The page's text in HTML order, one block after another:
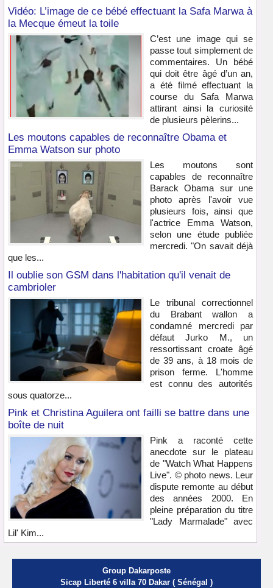
Vidéo: L’image de ce bébé effectuant la Safa Marwa à
la Mecque émeut la toile
C’est une image qui se
passe tout simplement de
commentaires. Un bébé
qui doit être âgé d’un an,
a été filmé effectuant la
course du Safa Marwa
attirant ainsi la curiosité
de plusieurs pèlerins...
Les moutons capables de reconnaître Obama et
Emma Watson sur photo
Les moutons sont
capables de reconnaître
Barack Obama sur une
photo après l'avoir vue
plusieurs fois, ainsi que
l'actrice Emma Watson,
selon une étude publiée
mercredi. "On savait déjà
que les...
Il oublie son GSM dans l'habitation qu'il venait de
cambrioler
Le tribunal correctionnel
du Brabant wallon a
condamné mercredi par
défaut Jurko M., un
ressortissant croate âgé
de 39 ans, à 18 mois de
prison ferme. L'homme
est connu des autorités
sous quatorze...
Pink et Christina Aguilera ont failli se battre dans une
boîte de nuit
Pink a raconté cette
anecdote sur le plateau
de "Watch What Happens
Live". © photo news. Leur
dispute remonte au début
des années 2000. En
pleine préparation du titre
"Lady Marmalade" avec
Lil' Kim...
Group Dakarposte
Sicap Liberté 6 villa 70 Dakar ( Sénégal )